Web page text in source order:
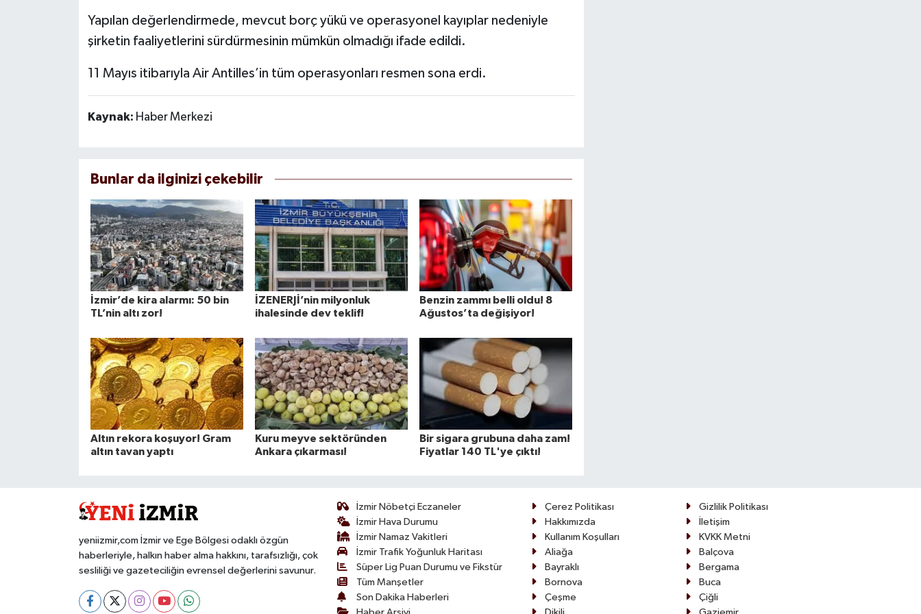
Yapılan değerlendirmede, mevcut borç yükü ve operasyonel kayıplar nedeniyle
şirketin faaliyetlerini sürdürmesinin mümkün olmadığı ifade edildi.
11 Mayıs itibarıyla Air Antilles’in tüm operasyonları resmen sona erdi.
Kaynak: Haber Merkezi
Bunlar da ilginizi çekebilir
İzmir’de kira alarmı: 50 bin
TL’nin altı zor!
İZENERJİ’nin milyonluk
ihalesinde dev teklif!
Benzin zammı belli oldu! 8
Ağustos’ta değişiyor!
Altın rekora koşuyor! Gram
altın tavan yaptı
Kuru meyve sektöründen
Ankara çıkarması!
Bir sigara grubuna daha zam!
Fiyatlar 140 TL'ye çıktı!
yeniizmir,com İzmir ve Ege Bölgesi odaklı özgün
haberleriyle, halkın haber alma hakkını, tarafsızlığı, çok
sesliliği ve gazeteciliğin evrensel değerlerini savunur.
İzmir Nöbetçi Eczaneler
İzmir Hava Durumu
İzmir Namaz Vakitleri
İzmir Trafik Yoğunluk Haritası
Süper Lig Puan Durumu ve Fikstür
Tüm Manşetler
Son Dakika Haberleri
Haber Arşivi
Çerez Politikası
Gizlilik Politikası
Hakkımızda
İletişim
Kullanım Koşulları
KVKK Metni
Aliağa
Balçova
Bayraklı
Bergama
Bornova
Buca
Çeşme
Çiğli
Dikili
Gaziemir